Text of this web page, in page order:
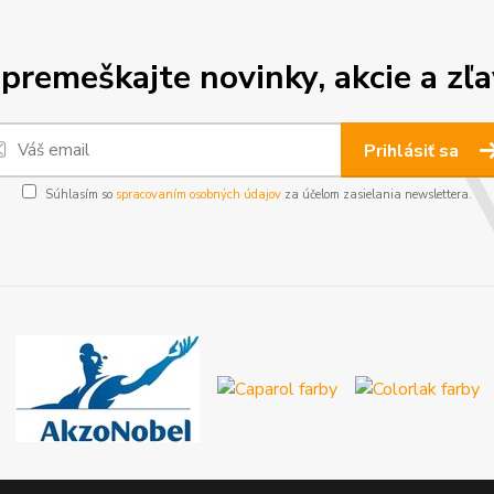
novinky, akcie a
Prihlásiť sa
Súhlasím so spracovaním osobných údajov za účelom zasielania newslettera.